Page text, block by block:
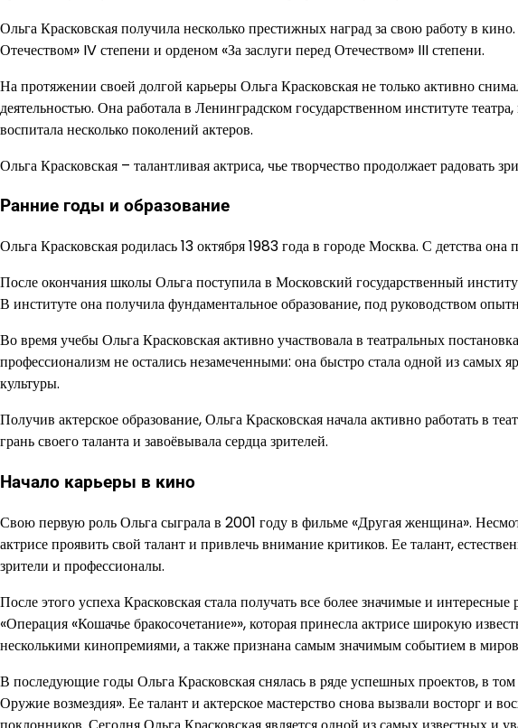
Ольга Красковская получила несколько престижных наград за свою работу в
Отечеством» IV степени и орденом «За заслуги перед Отечеством» III степени.
На протяжении своей долгой карьеры Ольга Красковская не только активно
деятельностью. Она работала в Ленинградском государственном институте
воспитала несколько поколений актеров.
Ольга Красковская – талантливая актриса, чье творчество продолжает радовать
Ранние годы и образование
Ольга Красковская родилась 13 октября 1983 года в городе Москва. С детства она
После окончания школы Ольга поступила в Московский государственный
В институте она получила фундаментальное образование, под руководством
Во время учебы Ольга Красковская активно участвовала в театральных
профессионализм не остались незамеченными: она быстро стала одной из самых
культуры.
Получив актерское образование, Ольга Красковская начала активно работать в
грань своего таланта и завоёвывала сердца зрителей.
Начало карьеры в кино
Свою первую роль Ольга сыграла в 2001 году в фильме «Другая женщина».
актрисе проявить свой талант и привлечь внимание критиков. Ее талант,
зрители и профессионалы.
После этого успеха Красковская стала получать все более значимые и интересные
«Операция «Кошачье бракосочетание»», которая принесла актрисе широкую
несколькими кинопремиями, а также признана самым значимым событием в
В последующие годы Ольга Красковская снялась в ряде успешных проектов, в
Оружие возмездия». Ее талант и актерское мастерство снова вызвали восторг